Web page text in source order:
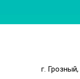
г. Грозный,